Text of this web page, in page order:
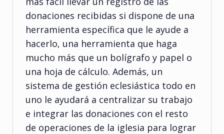
donaciones recibidas si dispone de una
herramienta específica que le ayude a
hacerlo, una herramienta que haga
mucho más que un bolígrafo y papel o
una hoja de cálculo. Además, un
sistema de gestión eclesiástica todo en
uno le ayudará a centralizar su trabajo
e integrar las donaciones con el resto
de operaciones de la iglesia para lograr